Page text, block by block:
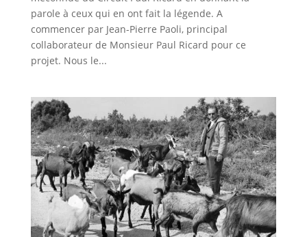
parole à ceux qui en ont fait la légende. A
commencer par Jean-Pierre Paoli, principal
collaborateur de Monsieur Paul Ricard pour ce
projet. Nous le...